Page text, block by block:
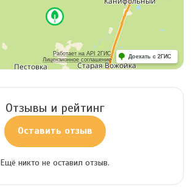
Работает на API 2ГИС
Лицензионное соглашение
Доехать с 2ГИС
Отзывы и рейтинг
Оставить отзыв
Ещё никто не оставил отзыв.